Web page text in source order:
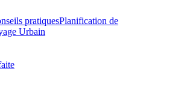
pratiquesPlanification de
Urbain